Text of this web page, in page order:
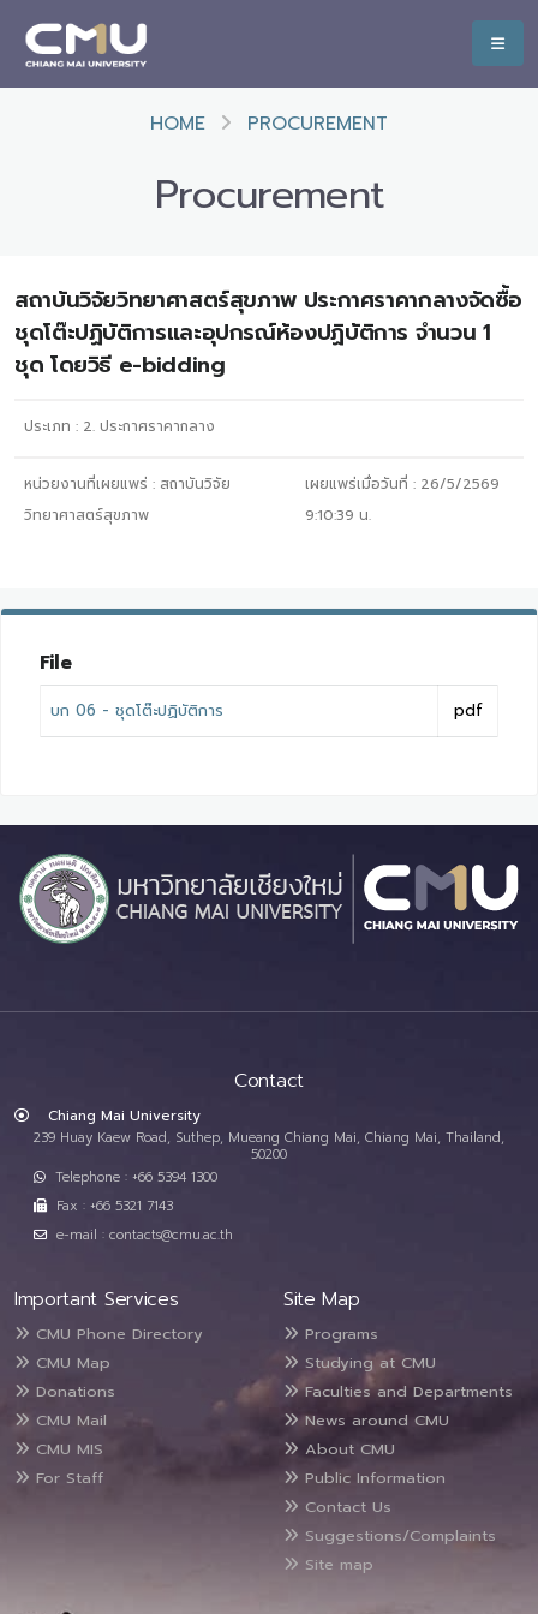
HOME PROCUREMENT
Procurement
สถาบันวิจัยวิทยาศาสตร์สุขภาพ ประกาศราคากลางจัดซื้อ
ชุดโต๊ะปฏิบัติการและอุปกรณ์ห้องปฏิบัติการ จำนวน 1
ชุด โดยวิธี e-bidding
ประเภท : 2. ประกาศราคากลาง
หน่วยงานที่เผยแพร่ : สถาบันวิจัย
วิทยาศาสตร์สุขภาพ
เผยแพร่เมื่อวันที่ : 26/5/2569
9:10:39 น.
File
บก 06 - ชุดโต๊ะปฏิบัติการ pdf
Contact
Chiang Mai University
239 Huay Kaew Road, Suthep, Mueang Chiang Mai, Chiang Mai, Thailand,
50200
Telephone : +66 5394 1300
Fax : +66 5321 7143
e-mail : contacts@cmu.ac.th
Important Services
CMU Phone Directory
CMU Map
Donations
CMU Mail
CMU MIS
For Staff
Site Map
Programs
Studying at CMU
Faculties and Departments
News around CMU
About CMU
Public Information
Contact Us
Suggestions/Complaints
Site map